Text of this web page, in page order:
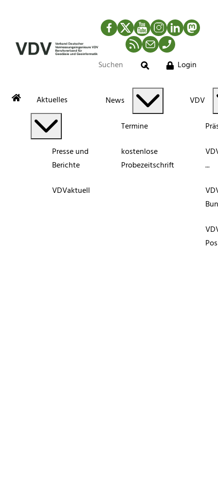
Facebook
TwitterYouTubeInstagram
LinkedIn
RSS-Newsfeed
MailTelefon
Suche
Login
Aktuelles
Presse und
Berichte
VDVaktuell
News
Termine
kostenlose
Probezeitschrift
VDV
...